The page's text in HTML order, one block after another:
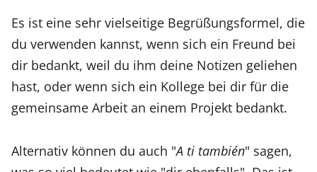
Es ist eine sehr vielseitige Begrüßungsformel, die
du verwenden kannst, wenn sich ein Freund bei
dir bedankt, weil du ihm deine Notizen geliehen
hast, oder wenn sich ein Kollege bei dir für die
gemeinsame Arbeit an einem Projekt bedankt.
Alternativ können du auch "A ti también" sagen,